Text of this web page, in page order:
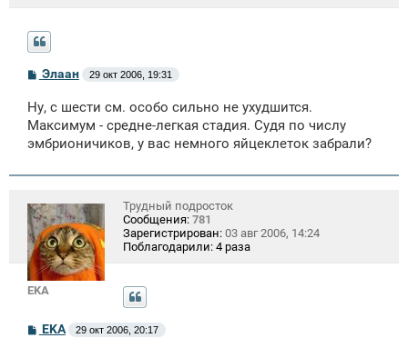
С
б
щ
н
е
Элаан 29 окт 2006, 19:31
Ну, с шести см. особо сильно не ухудшится.
Максимум - средне-легкая стадия. Судя по числу
эмбрионичиков, у вас немного яйцеклеток забрали?
EKA
Трудный подросток
Сообщения: 781
Зарегистрирован: 03 авг 2006, 14:24
Поблагодарили: 4 раза
СEKA 29 окт 2006, 20:17